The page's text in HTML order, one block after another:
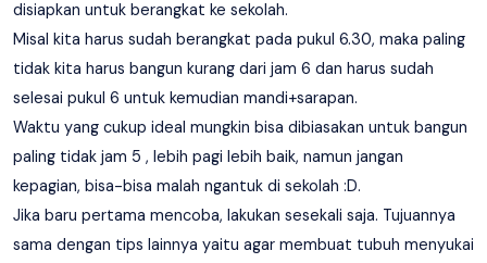
disiapkan untuk berangkat ke sekolah.
Misal kita harus sudah berangkat pada pukul 6.30, maka paling
tidak kita harus bangun kurang dari jam 6 dan harus sudah
selesai pukul 6 untuk kemudian mandi+sarapan.
Waktu yang cukup ideal mungkin bisa dibiasakan untuk bangun
paling tidak jam 5 , lebih pagi lebih baik, namun jangan
kepagian, bisa-bisa malah ngantuk di sekolah :D.
Jika baru pertama mencoba, lakukan sesekali saja. Tujuannya
sama dengan tips lainnya yaitu agar membuat tubuh menyukai